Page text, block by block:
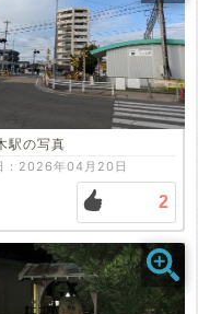
稿する
駅の写真
：2026年04月20日
2